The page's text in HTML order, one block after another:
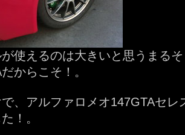
使えるのは大きいと思うまる
からこそ！。
、アルファロメオ147GTAセレ
！。